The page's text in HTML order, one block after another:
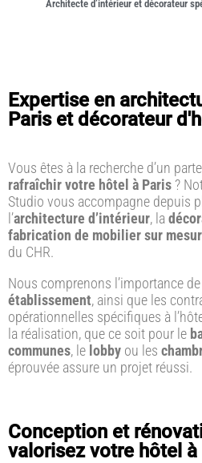
Architecte d’intérieur et décorateur
Expertise en
Paris et décorateur
Vous êtes à la recherche d’un
rafraîchir votre hôtel à Paris ?
Studio vous accompagne depuis
l’architecture d’intérieur, la
fabrication de mobilier sur
du CHR.
Nous comprenons l’importance
établissement, ainsi que les
opérationnelles spécifiques à
la réalisation, que ce soit pour le
communes, le lobby ou les
éprouvée assure un projet réussi.
Conception et
valorisez votre hôtel à